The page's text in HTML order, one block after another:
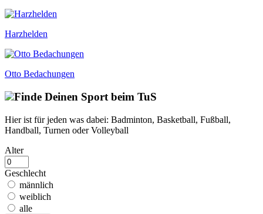
Harzhelden
Otto Bedachungen
Finde Deinen Sport beim TuS
Hier ist für jeden was dabei: Badminton, Basketball, Fußball,
Handball, Turnen oder Volleyball
Alter
Geschlecht
männlich
weiblich
alle